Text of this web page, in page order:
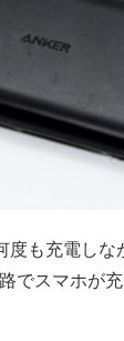
度も充電し
でスマホが